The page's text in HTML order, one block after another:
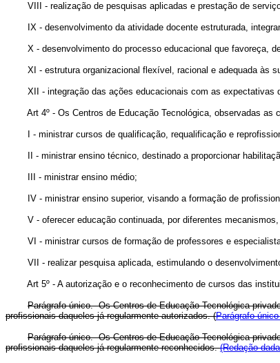
VIII - realização de pesquisas aplicadas e prestação de
IX - desenvolvimento da atividade docente estruturada,
X - desenvolvimento do processo educacional que favoreça, de
XI - estrutura organizacional flexível, racional e adequada às
XII - integração das ações educacionais com as expectativas
Art 4º - Os Centros de Educação Tecnológica, observadas as
I - ministrar cursos de qualificação, requalificação e
II - ministrar ensino técnico, destinado a proporcionar
III - ministrar ensino médio;
IV - ministrar ensino superior, visando a formação de
V - oferecer educação continuada, por diferentes mecanismos,
VI - ministrar cursos de formação de professores e
VII - realizar pesquisa aplicada, estimulando o
Art 5º - A autorização e o reconhecimento de cursos das
Parágrafo único. Os Centros de Educação Tecnológica
profissionais daqueles já regularmente autorizados. (Parágrafo
Parágrafo único. Os Centros de Educação Tecnológica
profissionais daqueles já regularmente reconhecidos.(Redação